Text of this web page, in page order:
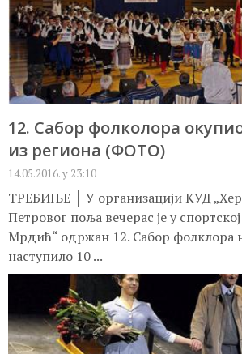
12. Сабор фолколора
из региона (ФОТО)
14.05.2016. у 23:10
ТРЕБИЊЕ │ У организацији КУД
Петровог поља вечерас је у
Мрдић“ одржан 12. Сабор фолклора
наступило 10 ...